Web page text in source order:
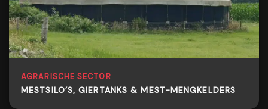
AGRARISCHE SECTOR
MESTSILO’S, GIERTANKS & MEST-MENGKELDERS